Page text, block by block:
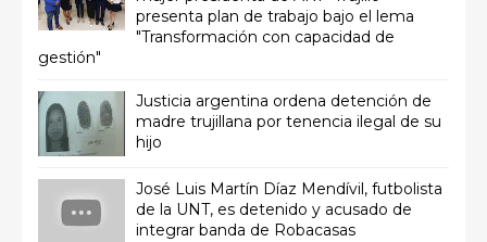
presenta plan de trabajo bajo el lema
"Transformación con capacidad de
gestión"
Justicia argentina ordena detención de
madre trujillana por tenencia ilegal de su
hijo
José Luis Martín Díaz Mendívil, futbolista
de la UNT, es detenido y acusado de
integrar banda de Robacasas